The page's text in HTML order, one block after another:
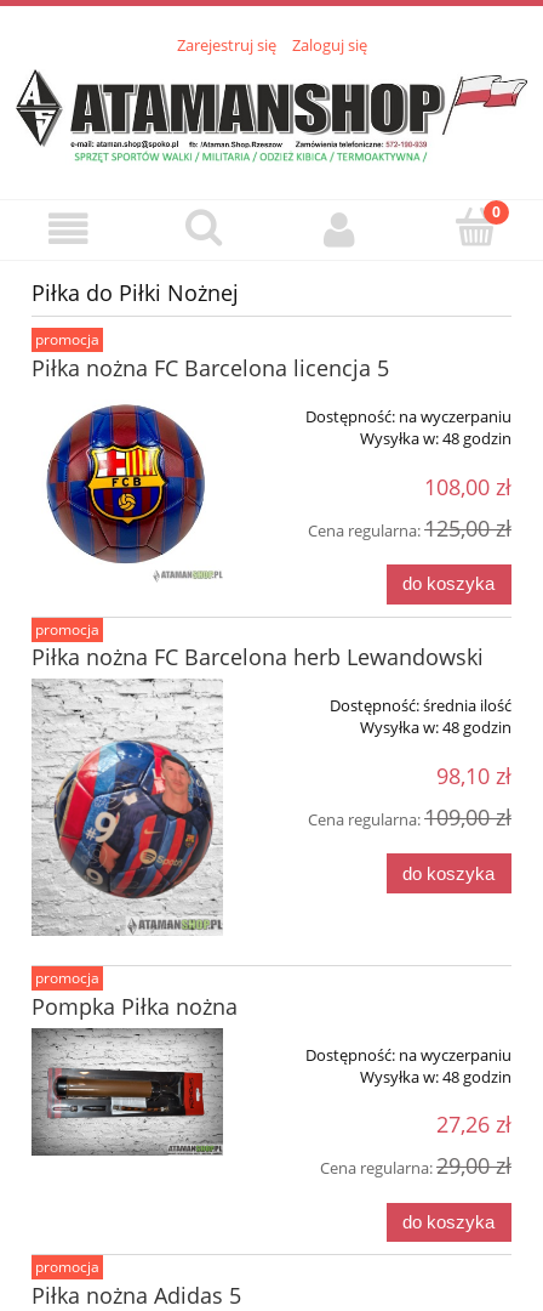
Zarejestruj się Zaloguj się
Piłka do Piłki Nożnej
Piłka nożna FC Barcelona licencja 5
Dostępność: na wyczerpaniu
Wysyłka w:48 godzin
108,00 zł
Cena regularna:125,00 zł
do koszyka
promocja
Piłka nożna FC Barcelona herb Lewandowski
Dostępność:średnia ilość
Wysyłka w:48 godzin
98,10 zł
Cena regularna:109,00 zł
do koszyka
promocja
Pompka Piłka nożna
Dostępność: na wyczerpaniu
Wysyłka w:48 godzin
27,26 zł
Cena regularna:29,00 zł
do koszyka
promocja
Piłka nożna Adidas 5
promocja